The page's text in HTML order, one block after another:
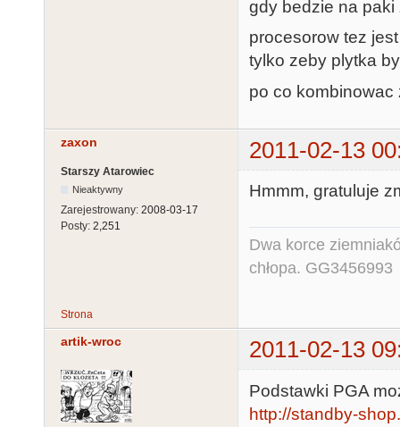
gdy bedzie na
procesorow tez
tylko zeby plytka
po co
zaxon 2011-02-13
Starszy Atarowiec
Nieaktywny
Zarejestrowany: 2008-03-17
Posty: 2,251
Hmmm, gratuluje
Dwa korce
chłopa. GG3456993
Strona
artik-wroc 2011-02-13
Podstawki PGA
http://standby-